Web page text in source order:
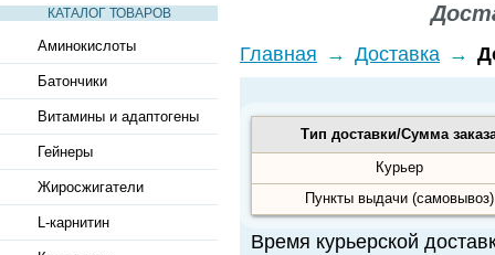
КАТАЛОГ ТОВАРОВ
Аминокислоты
Батончики
Витамины и адаптогены
Гейнеры
Жиросжигатели
L-карнитин
Главная → Доставка →
Тип доставки/Сумма
Курьер
Пункты выдачи (самовывоз)
Время курьерской